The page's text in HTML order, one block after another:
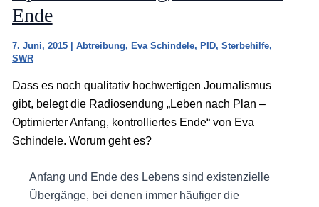
Ende
7. Juni, 2015 | Abtreibung, Eva Schindele, PID, Sterbehilfe,
SWR
Dass es noch qualitativ hochwertigen Journalismus
gibt, belegt die Radiosendung „Leben nach Plan –
Optimierter Anfang, kontrolliertes Ende“ von Eva
Schindele. Worum geht es?
Anfang und Ende des Lebens sind existenzielle
Übergänge, bei denen immer häufiger die